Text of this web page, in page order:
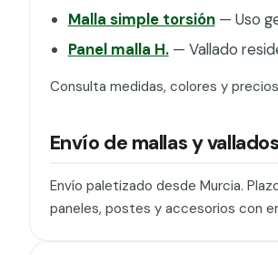
Malla simple torsión— Uso
Panel malla H.— Vallado
Consulta medidas, colores y
Envío de mallas y
Envío paletizado desde Murcia.
paneles, postes y accesorios con